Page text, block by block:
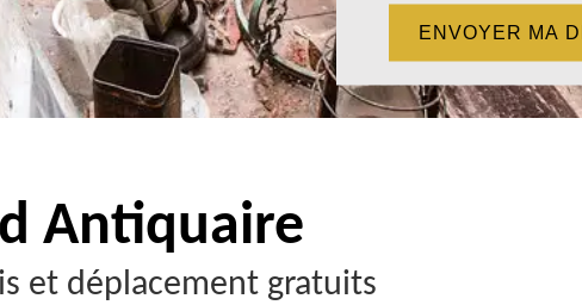
Antiquaire
et déplacement gratuits